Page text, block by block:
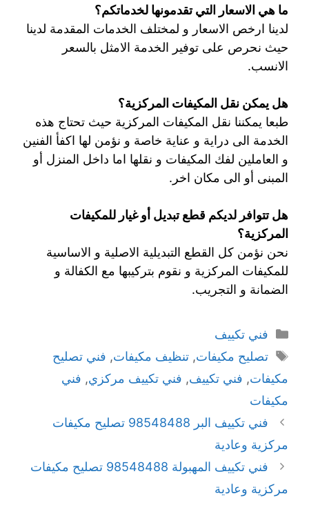
ما هي الاسعار التي تقدمونها لخدماتكم؟
لدينا ارخص الاسعار و لمختلف الخدمات المقدمة لدينا
حيث نحرص على توفير الخدمة الامثل بالسعر
الانسب.
هل يمكن نقل المكيفات المركزية؟
طبعا يمكننا نقل المكيفات المركزية حيث تحتاج هذه
الخدمة الى دراية و عناية خاصة و نؤمن لها اكفأ الفنين
و العاملين لفك المكيفات و نقلها اما داخل المنزل أو
المبنى أو الى مكان اخر.
هل تتوافر لديكم قطع تبديل أو غيار للمكيفات
المركزية؟
نحن نؤمن كل القطع التبديلية الاصلية و الاساسية
للمكيفات المركزية و نقوم بتركيبها مع الكفالة و
الضمانة و التجريب.
فني تكييف
تصليح مكيفات, تنظيف مكيفات, فني تصليح
مكيفات, فني تكييف, فني تكييف مركزي, فني
مكيفات
فني تكييف البر 98548488 تصليح مكيفات
مركزية وعادية
فني تكييف المهبولة 98548488 تصليح مكيفات
مركزية وعادية